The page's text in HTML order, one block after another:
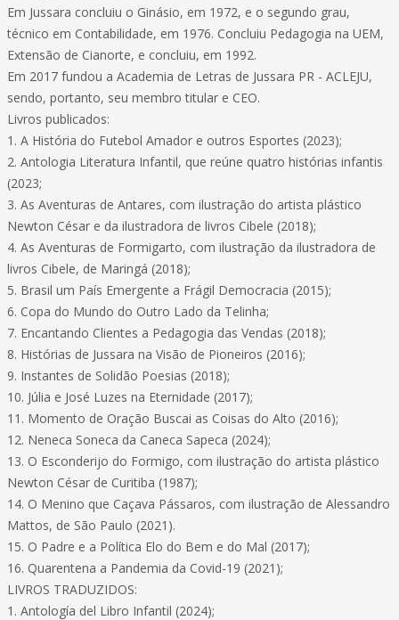
Em Jussara concluiu o Ginásio, em 1972, e o segundo grau,
técnico em Contabilidade, em 1976. Concluiu Pedagogia na UEM,
Extensão de Cianorte, e concluiu, em 1992.
Em 2017 fundou a Academia de Letras de Jussara PR - ACLEJU,
sendo, portanto, seu membro titular e CEO.
Livros publicados:
1. A História do Futebol Amador e outros Esportes (2023);
2. Antologia Literatura Infantil, que reúne quatro histórias infantis
(2023;
3. As Aventuras de Antares, com ilustração do artista plástico
Newton César e da ilustradora de livros Cibele (2018);
4. As Aventuras de Formigarto, com ilustração da ilustradora de
livros Cibele, de Maringá (2018);
5. Brasil um País Emergente a Frágil Democracia (2015);
6. Copa do Mundo do Outro Lado da Telinha;
7. Encantando Clientes a Pedagogia das Vendas (2018);
8. Histórias de Jussara na Visão de Pioneiros (2016);
9. Instantes de Solidão Poesias (2018);
10. Júlia e José Luzes na Eternidade (2017);
11. Momento de Oração Buscai as Coisas do Alto (2016);
12. Neneca Soneca da Caneca Sapeca (2024);
13. O Esconderijo do Formigo, com ilustração do artista plástico
Newton César de Curitiba (1987);
14. O Menino que Caçava Pássaros, com ilustração de Alessandro
Mattos, de São Paulo (2021).
15. O Padre e a Política Elo do Bem e do Mal (2017);
16. Quarentena a Pandemia da Covid-19 (2021);
LIVROS TRADUZIDOS:
1. Antología del Libro Infantil (2024);